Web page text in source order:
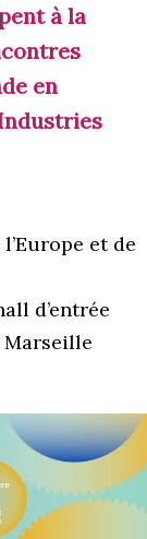
à la
en
et de
d’entrée